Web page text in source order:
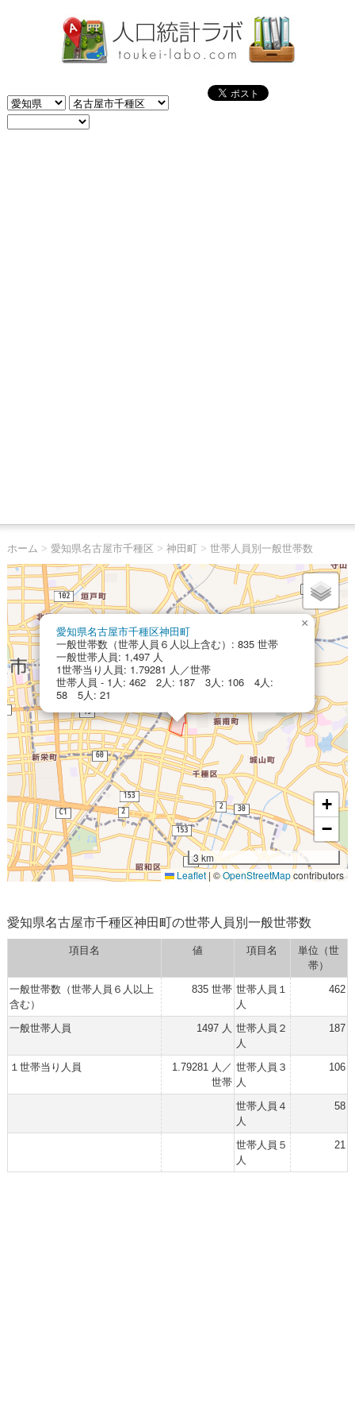
ホーム > 愛知県名古屋市千種区 > 神田町> 世帯人員別一般世帯数
愛知県名古屋市千種区神田町
一般世帯数（世帯人員６人以上含む）: 835 世帯
一般世帯人員: 1,497 人
1世帯当り人員: 1.79281 人／世帯
世帯人員 - 1人: 462 2人: 187 3人: 106 4人:
58 5人: 21
×
+
−
3 km
Leaflet | ©OpenStreetMapcontributors
愛知県名古屋市千種区神田町の世帯人員別一般世帯数
項目名 値 項目名
単位（世
帯）
一般世帯数（世帯人員６人以上
含む）
835 世帯 世帯人員１
人
462
一般世帯人員 1497 人 世帯人員２
人
187
１世帯当り人員
1.79281 人／
世帯
世帯人員３
人
106
世帯人員４
人
58
世帯人員５
人
21